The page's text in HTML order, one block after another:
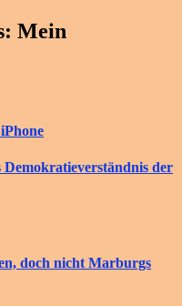
Mein
Demokratieverständnis der
doch nicht Marburgs